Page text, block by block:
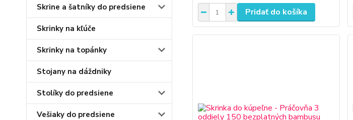
Skrine a šatníky do predsiene
Skrinky na kľúče
Skrinky na topánky
Stojany na dáždniky
Stolíky do predsiene
Vešiaky do predsiene
Pridať do košíka